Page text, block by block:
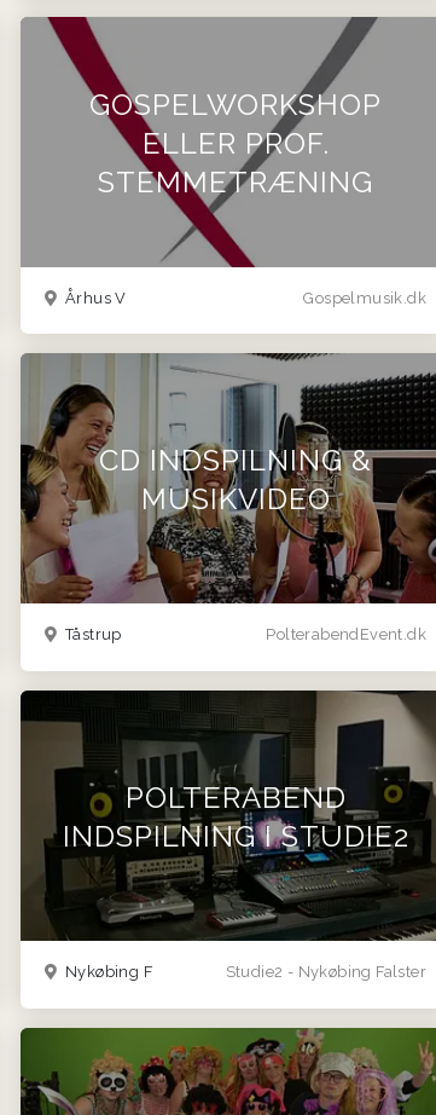
GOSPELWORKSHOP
ELLER PROF.
STEMMETRÆNING
Gospelmusik.dk
Århus V
CD INDSPILNING &
MUSIKVIDEO
PolterabendEvent.dk
Tåstrup
POLTERABEND
INDSPILNING I STUDIE2
Studie2 - Nykøbing Falster
Nykøbing F